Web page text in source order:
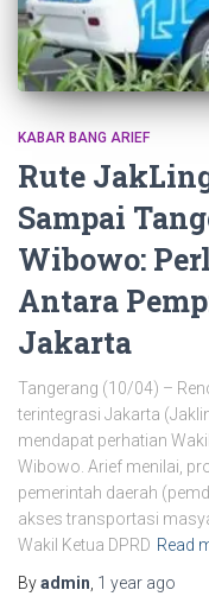
KABAR BANG ARIEF
Rute
Sampai
Wibowo:
Antara
Jakarta
Tangerang (10/04) –
terintegrasi Jakarta
mendapat perhatian
Wibowo. Arief menilai,
pemerintah daerah
akses transportasi
Wakil Ketua DPRD Read
Byadmin 1 year ago